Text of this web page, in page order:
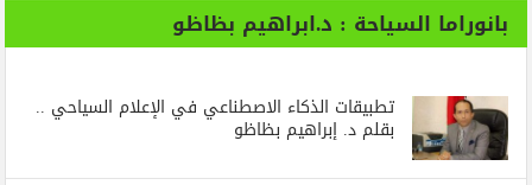
بانوراما السياحة : د.ابراهيم بظاظو
تطبيقات الذكاء الاصطناعي في الإعلام السياحي ..
بقلم د. إبراهيم بظاظو